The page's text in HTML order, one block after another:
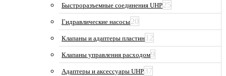
Быстроразъемные соединения UHP25
Гидравлические насосы20
Клапаны и адаптеры пластин 12
Клапаны управления расходом9
Адаптеры и аксессуары UHP37